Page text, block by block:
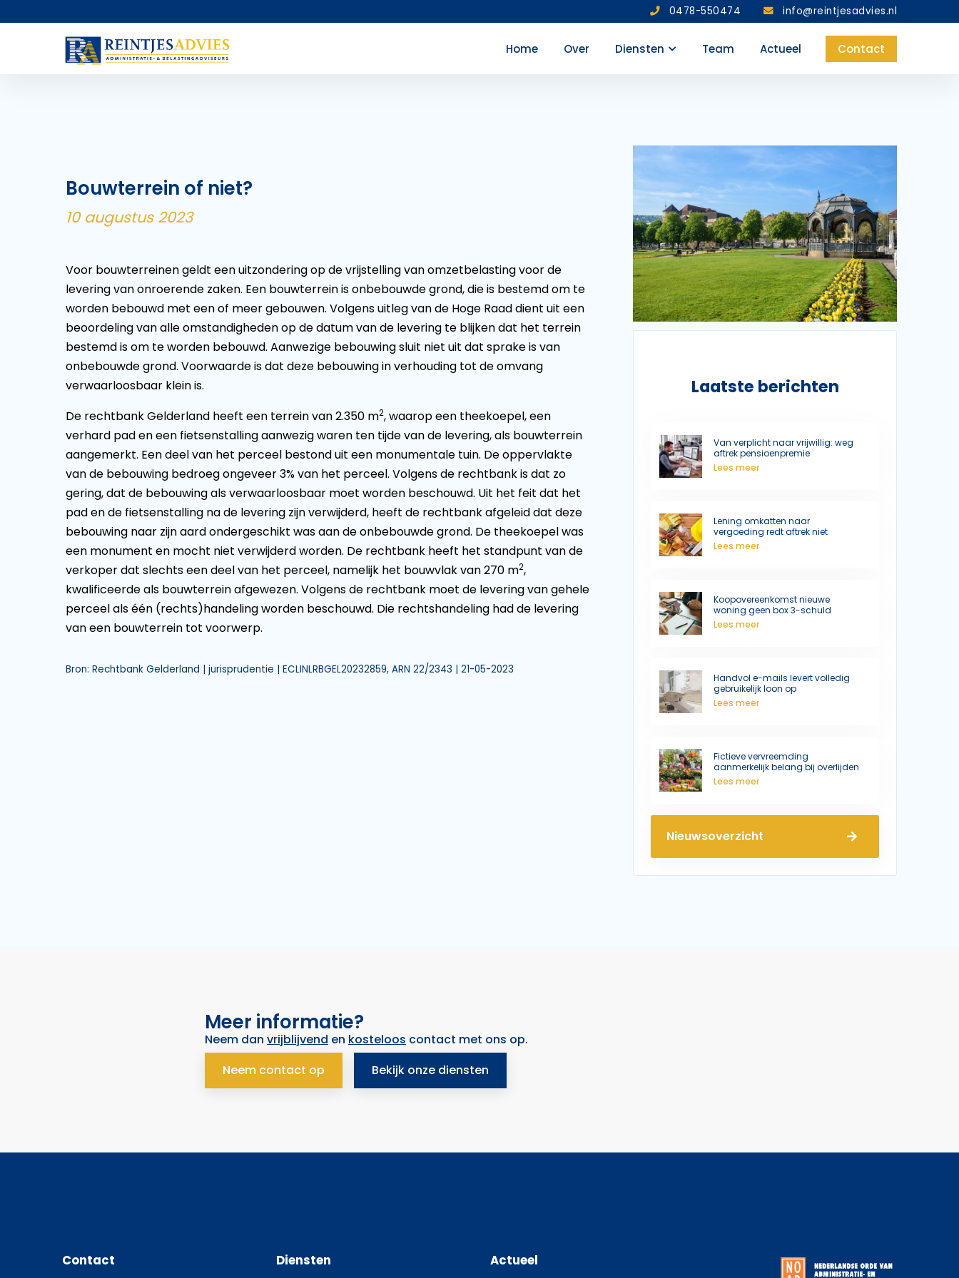
0478-550474 info@reintjesadvies.nl
Home Over Diensten Team Actueel Contact
Bouwterrein of niet?
10 augustus 2023
Voor bouwterreinen geldt een uitzondering op de vrijstelling van omzetbelasting voor de
levering van onroerende zaken. Een bouwterrein is onbebouwde grond, die is bestemd om te
worden bebouwd met een of meer gebouwen. Volgens uitleg van de Hoge Raad dient uit een
beoordeling van alle omstandigheden op de datum van de levering te blijken dat het terrein
bestemd is om te worden bebouwd. Aanwezige bebouwing sluit niet uit dat sprake is van
onbebouwde grond. Voorwaarde is dat deze bebouwing in verhouding tot de omvang
verwaarloosbaar klein is.
De rechtbank Gelderland heeft een terrein van 2.350 m2, waarop een theekoepel, een
verhard pad en een fietsenstalling aanwezig waren ten tijde van de levering, als bouwterrein
aangemerkt. Een deel van het perceel bestond uit een monumentale tuin. De oppervlakte
van de bebouwing bedroeg ongeveer 3% van het perceel. Volgens de rechtbank is dat zo
gering, dat de bebouwing als verwaarloosbaar moet worden beschouwd. Uit het feit dat het
pad en de fietsenstalling na de levering zijn verwijderd, heeft de rechtbank afgeleid dat deze
bebouwing naar zijn aard ondergeschikt was aan de onbebouwde grond. De theekoepel was
een monument en mocht niet verwijderd worden. De rechtbank heeft het standpunt van de
verkoper dat slechts een deel van het perceel, namelijk het bouwvlak van 270 m2,
kwalificeerde als bouwterrein afgewezen. Volgens de rechtbank moet de levering van gehele
perceel als één (rechts)handeling worden beschouwd. Die rechtshandeling had de levering
van een bouwterrein tot voorwerp.
Bron: Rechtbank Gelderland | jurisprudentie | ECLINLRBGEL20232859, ARN 22/2343 | 21-05-2023
Laatste berichten
Van verplicht naar vrijwillig: weg
aftrek pensioenpremie
Lees meer
Lening omkatten naar
vergoeding redt aftrek niet
Lees meer
Koopovereenkomst nieuwe
woning geen box 3-schuld
Lees meer
Handvol e-mails levert volledig
gebruikelijk loon op
Lees meer
Fictieve vervreemding
aanmerkelijk belang bij overlijden
Lees meer
Nieuwsoverzicht
Meer informatie?
Neem dan vrijblijvend en kosteloos contact met ons op.
Neem contact op
Bekijk onze diensten
Contact Diensten Actueel